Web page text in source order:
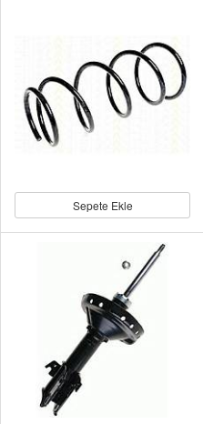
Sepete Ekle